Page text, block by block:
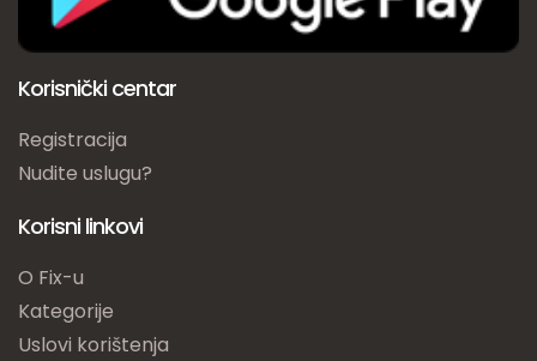
Korisnički centar
Registracija
Nudite uslugu?
Korisni linkovi
O Fix-u
Kategorije
Uslovi korištenja